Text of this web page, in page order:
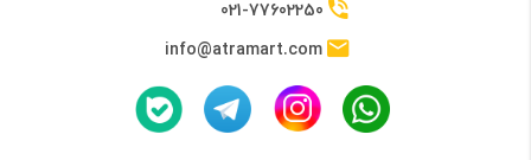
Quad-Core Cortex-A73 + Quad-core Cortex-A53 CPU
021-77602250
info@atramart.com